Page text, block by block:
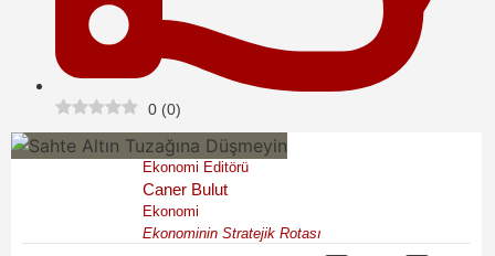
0 (0)
Ekonomi Editörü
Caner Bulut
Ekonomi
Ekonominin Stratejik Rotası